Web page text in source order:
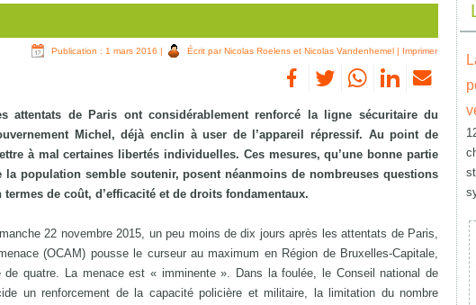
Publication : 1 mars 2016 | Écrit par Nicolas Roelens et Nicolas Vandenhemel | Imprimer
attentats de Paris ont considérablement renforcé la ligne sécuritaire du
Michel, déjà enclin à user de l’appareil répressif. Au point de
à mal certaines libertés individuelles. Ces mesures, qu’une bonne partie
la population semble soutenir, posent néanmoins de nombreuses questions
termes de coût, d’efficacité et de droits fondamentaux.
22 novembre 2015, un peu moins de dix jours après les attentats de Paris,
(OCAM) pousse le curseur au maximum en Région de Bruxelles-Capitale,
quatre. La menace est « imminente ». Dans la foulée, le Conseil national de
un renforcement de la capacité policière et militaire, la limitation du nombre